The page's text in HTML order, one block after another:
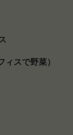
フィスで野菜）